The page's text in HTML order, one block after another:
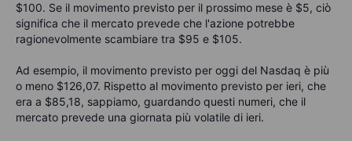
$100. Se il movimento previsto per il prossimo mese è $5, ciò
significa che il mercato prevede che l'azione potrebbe
ragionevolmente scambiare tra $95 e $105.
Ad esempio, il movimento previsto per oggi del Nasdaq è più
o meno $126,07. Rispetto al movimento previsto per ieri, che
era a $85,18, sappiamo, guardando questi numeri, che il
mercato prevede una giornata più volatile di ieri.